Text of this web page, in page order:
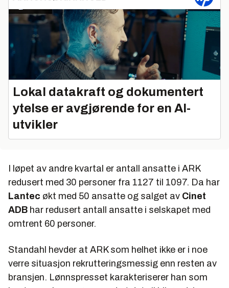
Lokal datakraft og dokumentert
ytelse er avgjørende for en AI-
utvikler
I løpet av andre kvartal er antall ansatte i ARK
redusert med 30 personer fra 1127 til 1097. Da har
Lantec økt med 50 ansatte og salget av Cinet
ADB har redusert antall ansatte i selskapet med
omtrent 60 personer.
Standahl hevder at ARK som helhet ikke er i noe
verre situasjon rekrutteringsmessig enn resten av
bransjen. Lønnspresset karakteriserer han som